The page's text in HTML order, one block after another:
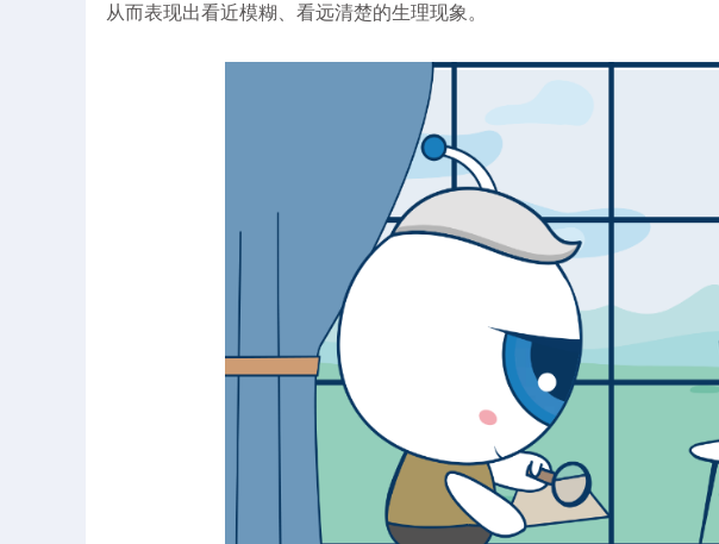
从而表现出看近模糊、看远清楚的生理现象。